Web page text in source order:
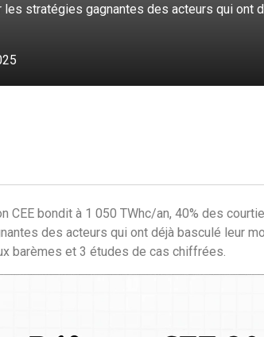
les stratégies gagnantes des acteurs qui ont
CEE bondit à 1 050 TWhc/an, 40% des
des acteurs qui ont déjà basculé leur
barèmes et 3 études de cas chiffrées.